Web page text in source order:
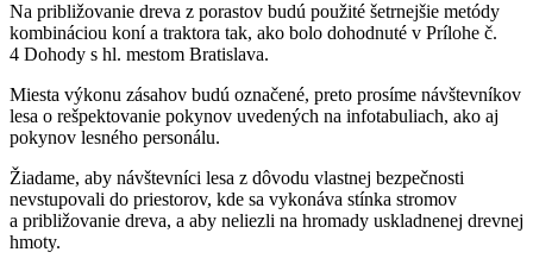
Na približovanie dreva z porastov budú použité šetrnejšie metódy
kombináciou koní a traktora tak, ako bolo dohodnuté v Prílohe č.
4 Dohody s hl. mestom Bratislava.
Miesta výkonu zásahov budú označené, preto prosíme návštevníkov
lesa o rešpektovanie pokynov uvedených na infotabuliach, ako aj
pokynov lesného personálu.
Žiadame, aby návštevníci lesa z dôvodu vlastnej bezpečnosti
nevstupovali do priestorov, kde sa vykonáva stínka stromov
a približovanie dreva, a aby neliezli na hromady uskladnenej drevnej
hmoty.